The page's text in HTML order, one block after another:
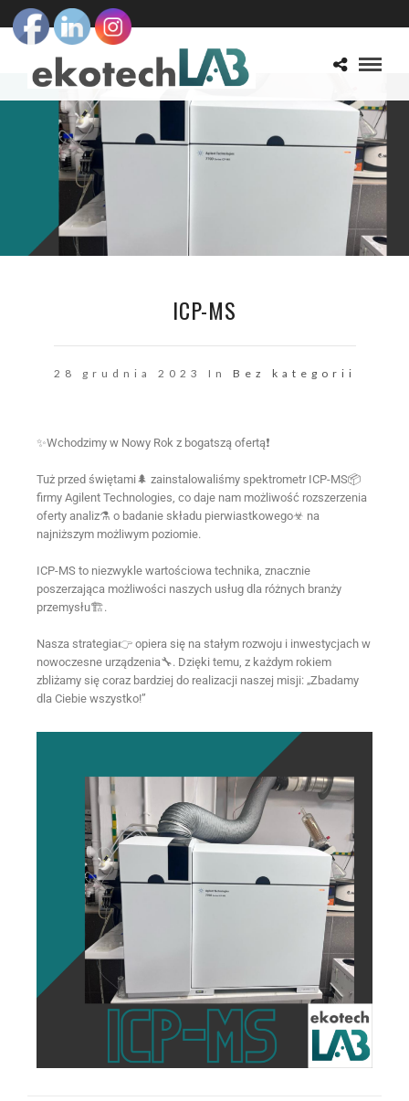
ICP-MS
28 grudnia 2023 In Bez kategorii
✨Wchodzimy w Nowy Rok z bogatszą ofertą❗
Tuż przed świętami🌲 zainstalowaliśmy spektrometr ICP-MS📦
firmy Agilent Technologies, co daje nam możliwość rozszerzenia
oferty analiz⚗ o badanie składu pierwiastkowego☣ na
najniższym możliwym poziomie.
ICP-MS to niezwykle wartościowa technika, znacznie
poszerzająca możliwości naszych usług dla różnych branży
przemysłu🏗.
Nasza strategia👉 opiera się na stałym rozwoju i inwestycjach w
nowoczesne urządzenia🔧. Dzięki temu, z każdym rokiem
zbliżamy się coraz bardziej do realizacji naszej misji: „Zbadamy
dla Ciebie wszystko!”